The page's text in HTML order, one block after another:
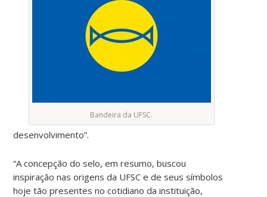
Bandeira da UFSC.
desenvolvimento”.
“A concepção do selo, em resumo, buscou
inspiração nas origens da UFSC e de seus símbolos
hoje tão presentes no cotidiano da instituição,